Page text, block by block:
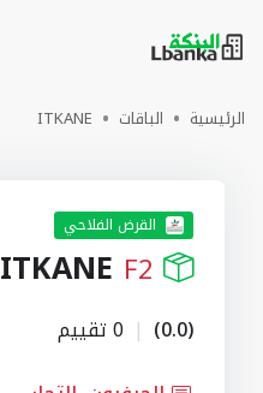
الرئيسية الباقات ITKANE
القرض الفلاحي
ITKANE F2
(0.0)
| 0 تقييم